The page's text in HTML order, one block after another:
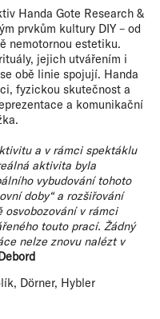
Handa Gote Research &
prvkům kultury DIY – od
nemotornou estetiku.
jejich utvářením i
obě linie spojují. Handa
fyzickou skutečnost a
a komunikační
a v rámci spektáklu
aktivita byla
vybudování tohoto
doby“ a rozšiřování
osvobozování v rámci
touto prací. Žádný
nelze znovu nalézt v
Dörner, Hybler